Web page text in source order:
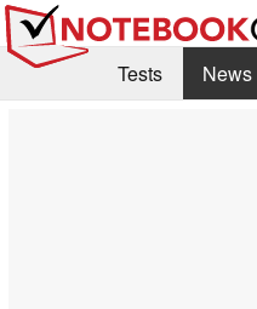
Tests News